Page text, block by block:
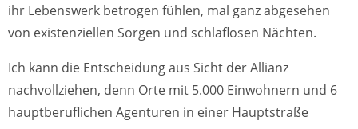
ihr Lebenswerk betrogen fühlen, mal ganz abgesehen
von existenziellen Sorgen und schlaflosen Nächten.
Ich kann die Entscheidung aus Sicht der Allianz
nachvollziehen, denn Orte mit 5.000 Einwohnern und 6
hauptberuflichen Agenturen in einer Hauptstraße